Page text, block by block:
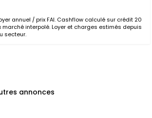
annuel / prix FAI. Cashflow calculé sur crédit 20
marché interpolé. Loyer et charges estimés depuis
secteur.
annonces